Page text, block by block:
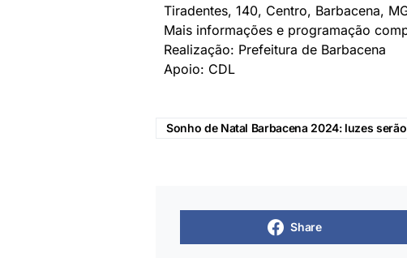
Tiradentes, 140, Centro, Barbacena,
Mais informações e programação
Realização: Prefeitura de Barbacena
Apoio: CDL
Sonho de Natal Barbacena 2024: luzes
Share